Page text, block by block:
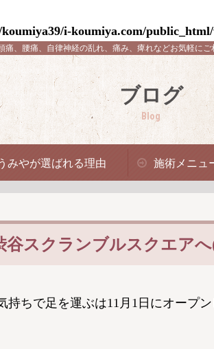
koumiya39/i-koumiya.com/
痛、腰痛、自律神経の乱れ、痛み、痺れなどお気軽にご
ブログ
Blog
みやが選ばれる理由 施術メニュ
スクランブルスクエア
ちで足を運ぶは11月1日にオープ